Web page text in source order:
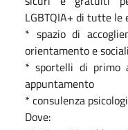
LGBTQIA+ di tutte le
* spazio di
orientamento e
* sportelli di primo
appuntamento
* consulenza
Dove: